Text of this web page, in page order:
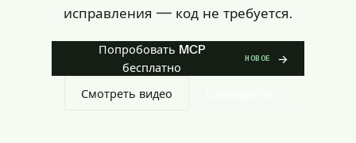
исправления — код не требуется.
Попробовать MCP
бесплатно
НОВОЕ →
Смотреть видео